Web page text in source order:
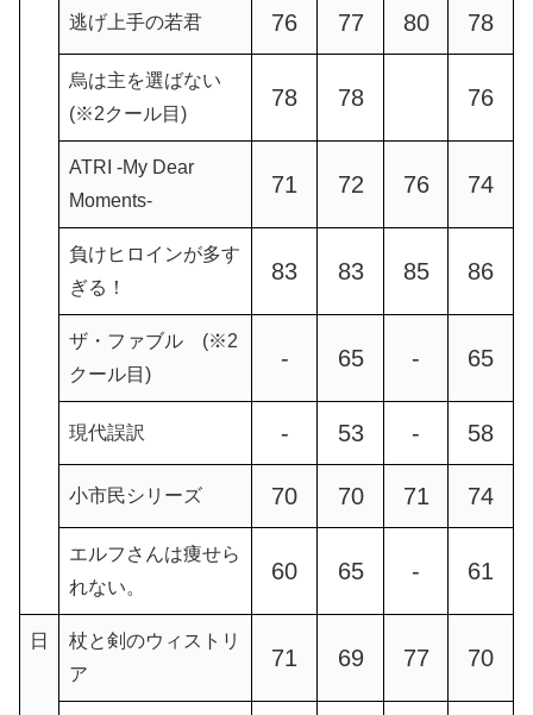
逃げ上手の若君 76 77 80 78
烏は主を選ばない
(※2クール目)
78 78 76
ATRI -My Dear
Moments-
71 72 76 74
負けヒロインが多す
ぎる！
83 83 85 86
ザ・ファブル (※2
クール目)
- 65 - 65
現代誤訳 - 53 - 58
小市民シリーズ 70 70 71 74
エルフさんは痩せら
れない。
60 65 - 61
日
杖と剣のウィストリ
ア
71 69 77 70